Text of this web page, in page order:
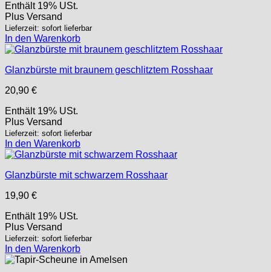
Enthält 19% USt.
Plus Versand
Lieferzeit: sofort lieferbar
In den Warenkorb
Glanzbürste mit braunem geschlitztem Rosshaar
20,90 €
Enthält 19% USt.
Plus Versand
Lieferzeit: sofort lieferbar
In den Warenkorb
Glanzbürste mit schwarzem Rosshaar
19,90 €
Enthält 19% USt.
Plus Versand
Lieferzeit: sofort lieferbar
In den Warenkorb